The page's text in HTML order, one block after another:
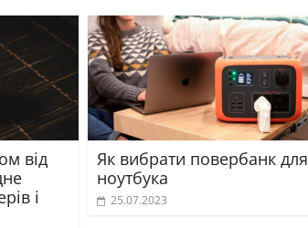
від
і
Як вибрати повербанк для
ноутбука
25.07.2023